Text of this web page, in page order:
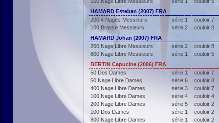
HAMARD Esteban (2007) FRA
200 4 Nages Messieurs
série 1
couloir 7
100 Brasse Messieurs
série 2
couloir 8
HAMARD Johan (2007) FRA
200 Nage Libre Messieurs
série 2
couloir 8
800 Nage Libre Messieurs
série 1
couloir 5
BERTIN Capucine (2006) FRA
50 Dos Dames
série 1
couloir 7
50 Nage Libre Dames
série 6
couloir 8
400 Nage Libre Dames
série 3
couloir 7
100 Nage Libre Dames
série 4
couloir 4
200 Nage Libre Dames
série 5
couloir 2
100 Dos Dames
série 1
couloir 2
800 Nage Libre Dames
série 1
couloir 2